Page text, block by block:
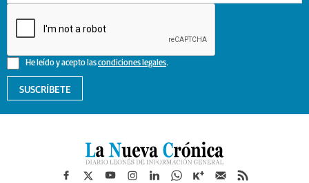
He leído y acepto lascondiciones legales.
SUSCRÍBETE